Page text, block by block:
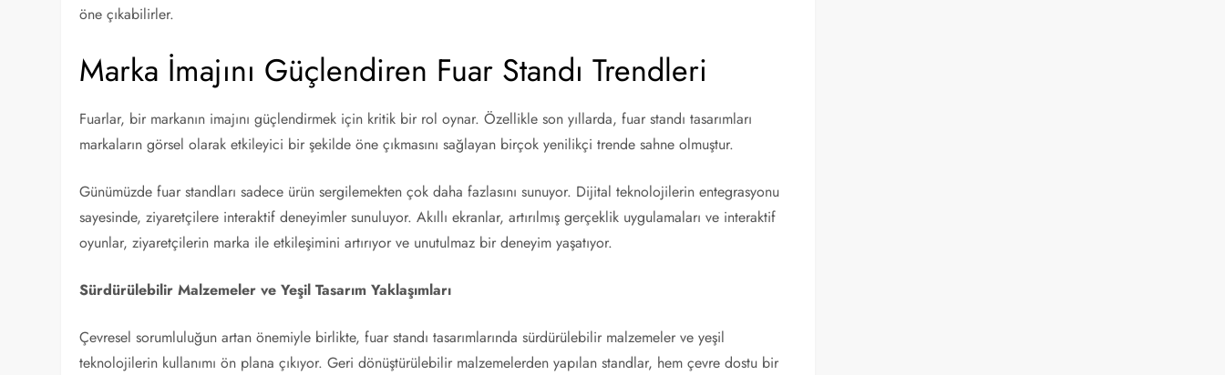
öne çıkabilirler.
Marka İmajını Güçlendiren Fuar Standı Trendleri
Fuarlar, bir markanın imajını güçlendirmek için kritik bir rol oynar. Özellikle son yıllarda, fuar standı tasarımları
markaların görsel olarak etkileyici bir şekilde öne çıkmasını sağlayan birçok yenilikçi trende sahne olmuştur.
Günümüzde fuar standları sadece ürün sergilemekten çok daha fazlasını sunuyor. Dijital teknolojilerin entegrasyonu
sayesinde, ziyaretçilere interaktif deneyimler sunuluyor. Akıllı ekranlar, artırılmış gerçeklik uygulamaları ve interaktif
oyunlar, ziyaretçilerin marka ile etkileşimini artırıyor ve unutulmaz bir deneyim yaşatıyor.
Sürdürülebilir Malzemeler ve Yeşil Tasarım Yaklaşımları
Çevresel sorumluluğun artan önemiyle birlikte, fuar standı tasarımlarında sürdürülebilir malzemeler ve yeşil
teknolojilerin kullanımı ön plana çıkıyor. Geri dönüştürülebilir malzemelerden yapılan standlar, hem çevre dostu bir